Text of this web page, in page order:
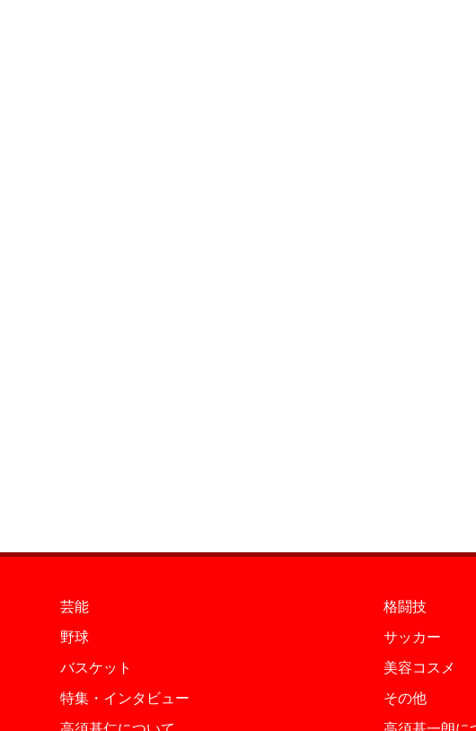
芸能
格闘技
野球
サッカー
バスケット
美容コスメ
特集・インタビュー
その他